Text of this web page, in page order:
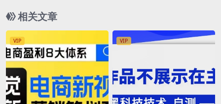
人IP系列课程一站式解决IP打造难题)
相关文章
VIP VIP